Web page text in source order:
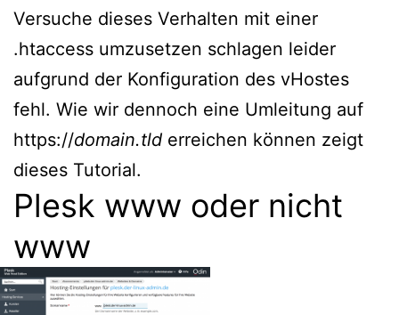
Versuche dieses Verhalten mit einer
.htaccess umzusetzen schlagen leider
aufgrund der Konfiguration des vHostes
fehl. Wie wir dennoch eine Umleitung auf
https://domain.tld erreichen können zeigt
dieses Tutorial.
Plesk www oder nicht
www